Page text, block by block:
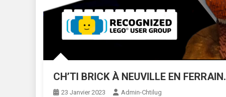
CH’TI BRICK À NEUVILLE EN FERRAIN.
23 Janvier 2023 Admin-Chtilug